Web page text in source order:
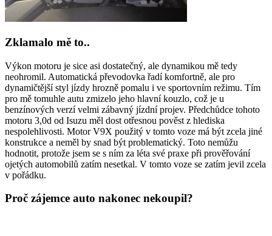
Zklamalo mě to..
Výkon motoru je sice asi dostatečný, ale dynamikou mě tedy
neohromil. Automatická převodovka řadí komfortně, ale pro
dynamičtější styl jízdy hrozně pomalu i ve sportovním režimu. Tím
pro mě tomuhle autu zmizelo jeho hlavní kouzlo, což je u
benzínových verzí velmi zábavný jízdní projev. Předchůdce tohoto
motoru 3,0d od Isuzu měl dost otřesnou pověst z hlediska
nespolehlivosti. Motor V9X použitý v tomto voze má být zcela jiné
konstrukce a neměl by snad být problematický. Toto nemůžu
hodnotit, protože jsem se s ním za léta své praxe při prověřování
ojetých automobilů zatím nesetkal. V tomto voze se zatím jevil zcela
v pořádku.
Proč zájemce auto nakonec nekoupil?